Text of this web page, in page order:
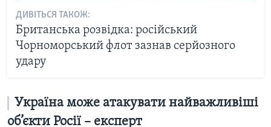
ДИВІТЬСЯ ТАКОЖ:
Британська розвідка: російський
Чорноморський флот зазнав серйозного
удару
Україна може атакувати найважливіші
об’єкти Росії – експерт